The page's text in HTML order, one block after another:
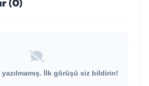
(0)
İlk görüşü siz bildirin!